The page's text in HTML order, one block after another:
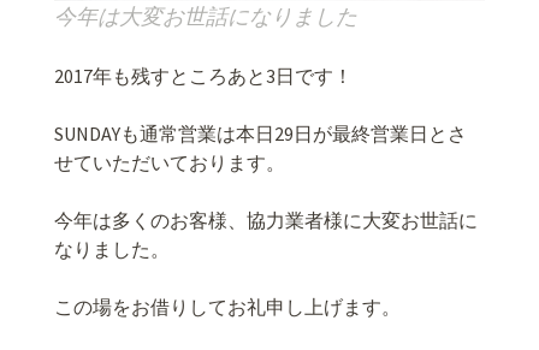
今年は大変お世話になりました
2017年も残すところあと3日です！
SUNDAYも通常営業は本日29日が最終営業日とさ
せていただいております。
今年は多くのお客様、協力業者様に大変お世話に
なりました。
この場をお借りしてお礼申し上げます。